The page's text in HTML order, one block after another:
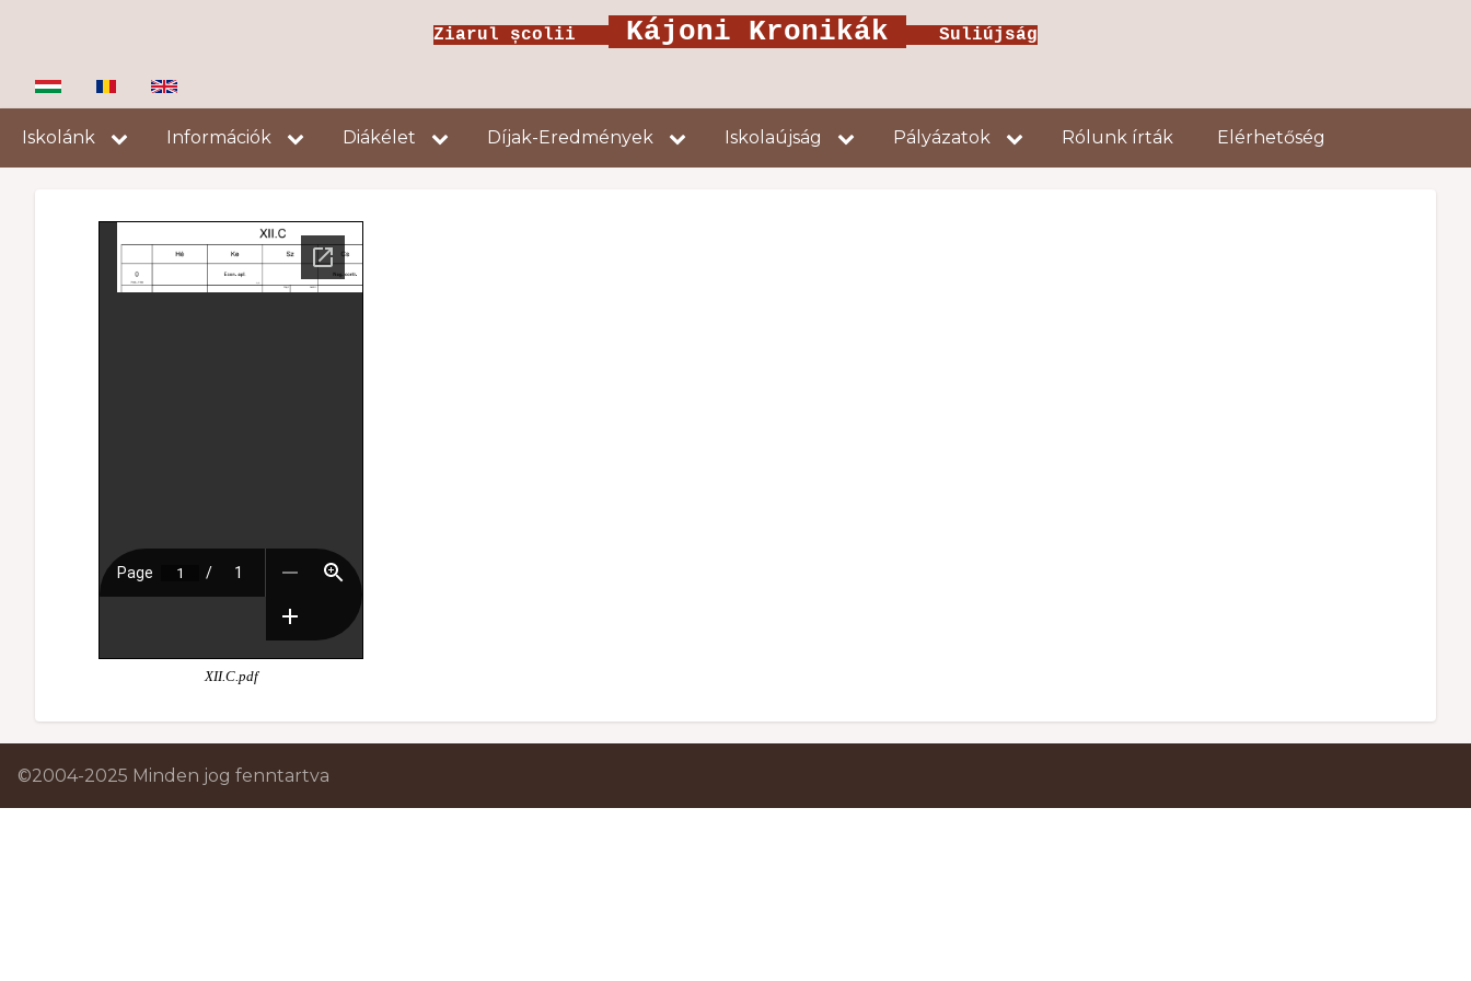
Ziarul școlii Kájoni Kronikák Suliújság
Fő
Iskolánk Információk Diákélet Díjak-Eredmények Iskolaújság Pályázatok Rólunk írták Elérhetőség
XII.C.pdf
©2004-2025 Minden jog fenntartva